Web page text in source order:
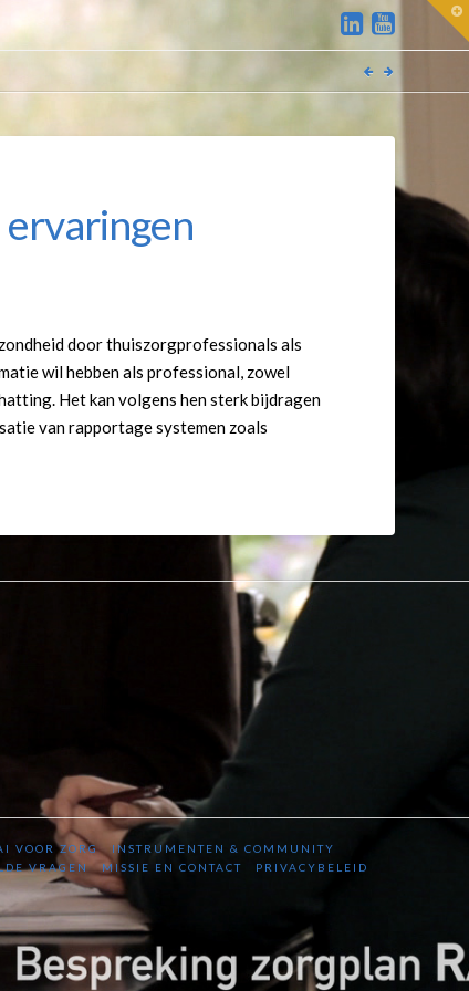
ervaringen
door thuiszorgprofessionals als
wil hebben als professional, zowel
Het kan volgens hen sterk bijdragen
van rapportage systemen zoals
VOOR ZORG
INSTRUMENTEN & COMMUNITY
VRAGEN MISSIE EN CONTACT PRIVACYBELEID